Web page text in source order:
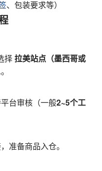
、包装要求等）
择 拉美站点（墨西哥或
台审核（一般2~5个工
准备商品入仓。